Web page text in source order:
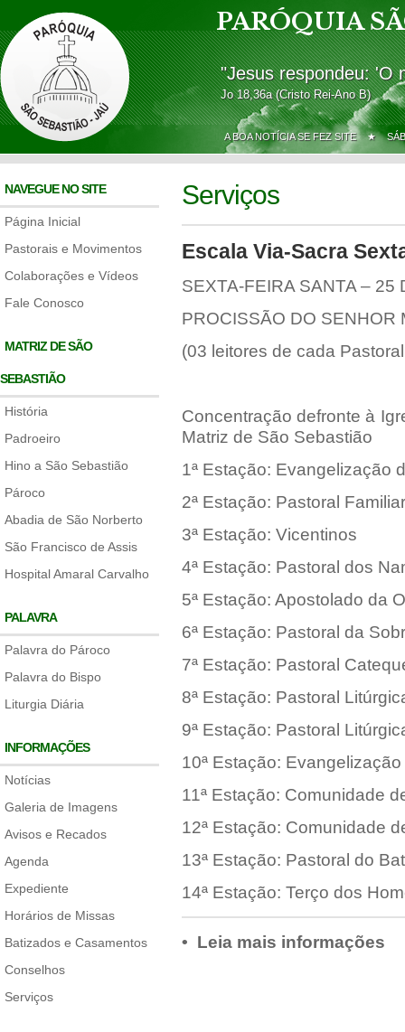
PARÓQUIA
"Jesus respondeu: 'O
Jo 18,36a (Cristo Rei-Ano B)
A BOA NOTÍCIA SE FEZ SITE ★
NAVEGUE NO SITE
Página Inicial
Pastorais e Movimentos
Colaborações e Vídeos
Fale Conosco
MATRIZ DE SÃO
SEBASTIÃO
História
Padroeiro
Hino a São Sebastião
Pároco
Abadia de São Norberto
São Francisco de Assis
Hospital Amaral Carvalho
PALAVRA
Palavra do Pároco
Palavra do Bispo
Liturgia Diária
INFORMAÇÕES
Notícias
Galeria de Imagens
Avisos e Recados
Agenda
Expediente
Horários de Missas
Batizados e Casamentos
Conselhos
Serviços
Serviços
Escala Via-Sacra
SEXTA-FEIRA SANTA – 25
PROCISSÃO DO SENHOR
(03 leitores de cada
Concentração defronte à
Matriz de São Sebastião
1ª Estação: Evangelização
2ª Estação: Pastoral Familiar
3ª Estação: Vicentinos
4ª Estação: Pastoral dos
5ª Estação: Apostolado da
6ª Estação: Pastoral da
7ª Estação: Pastoral
8ª Estação: Pastoral
9ª Estação: Pastoral
10ª Estação:
11ª Estação: Comunidade
12ª Estação: Comunidade
13ª Estação: Pastoral do
14ª Estação: Terço dos
• Leia mais informações